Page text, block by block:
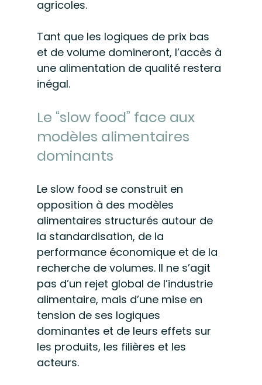
agricoles.
Tant que les logiques de prix bas
et de volume domineront, l’accès à
une alimentation de qualité restera
inégal.
Le “slow food” face aux
modèles alimentaires
dominants
Le slow food se construit en
opposition à des modèles
alimentaires structurés autour de
la standardisation, de la
performance économique et de la
recherche de volumes. Il ne s’agit
pas d’un rejet global de l’industrie
alimentaire, mais d’une mise en
tension de ses logiques
dominantes et de leurs effets sur
les produits, les filières et les
acteurs.